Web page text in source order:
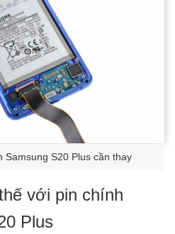
Samsung S20 Plus cần thay
với pin chính
Plus